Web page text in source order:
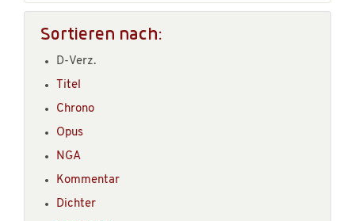
Sortieren nach:
D-Verz.
Titel
Chrono
Opus
NGA
Kommentar
Dichter